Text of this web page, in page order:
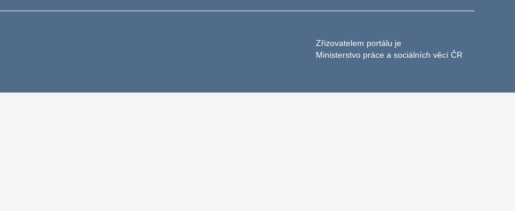
Zřizovatelem portálu je
Ministerstvo práce a sociálních věcí ČR